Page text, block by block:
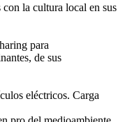
Carga